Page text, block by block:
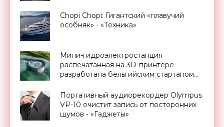
Chopi Chopi: Гигантский «плавучий
особняк» - «Техника»
Мини-гидроэлектростанция
распечатанная на 3D-принтере
разработана бельгийским стартапом
Портативный аудиорекордер Olympus
VP-10 очистит запись от посторонних
шумов - «Гаджеты»